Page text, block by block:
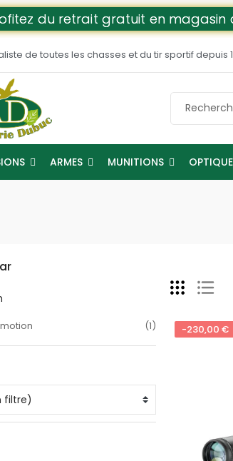
du retrait gratuit en magasin
de toutes les chasses et du tir sportif depuis
ARMES MUNITIONS
(1)
filtre)
-230,00 €